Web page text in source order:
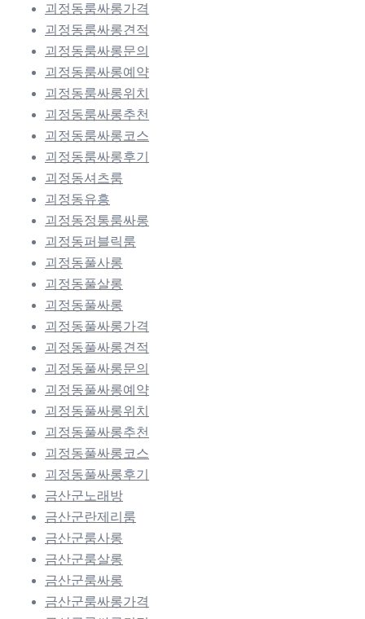
괴정동룸싸롱가격
괴정동룸싸롱견적
괴정동룸싸롱문의
괴정동룸싸롱예약
괴정동룸싸롱위치
괴정동룸싸롱추천
괴정동룸싸롱코스
괴정동룸싸롱후기
괴정동셔츠룸
괴정동유흥
괴정동정통룸싸롱
괴정동퍼블릭룸
괴정동풀사롱
괴정동풀살롱
괴정동풀싸롱
괴정동풀싸롱가격
괴정동풀싸롱견적
괴정동풀싸롱문의
괴정동풀싸롱예약
괴정동풀싸롱위치
괴정동풀싸롱추천
괴정동풀싸롱코스
괴정동풀싸롱후기
금산군노래방
금산군란제리룸
금산군룸사롱
금산군룸살롱
금산군룸싸롱
금산군룸싸롱가격